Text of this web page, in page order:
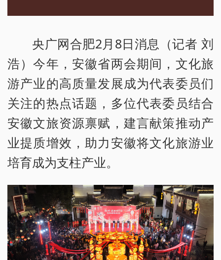
央广网合肥2月8日消息（记者 刘
浩）今年，安徽省两会期间，文化旅
游产业的高质量发展成为代表委员们
关注的热点话题，多位代表委员结合
安徽文旅资源禀赋，建言献策推动产
业提质增效，助力安徽将文化旅游业
培育成为支柱产业。